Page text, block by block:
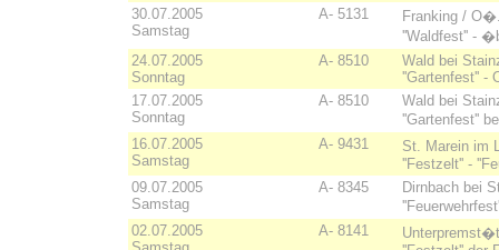
30.07.2005
Samstag
A- 5131
Franking /
''Waldfest'' -
24.07.2005
Sonntag
A- 8510
Wald bei
''Gartenfest'' -
17.07.2005
Sonntag
A- 8510
Wald bei
''Gartenfest''
16.07.2005
Samstag
A- 9431
St. Marein im
''Festzelt'' -
09.07.2005
Samstag
A- 8345
Dirnbach bei
02.07.2005
A- 8141